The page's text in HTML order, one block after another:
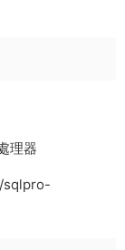
理器
sqlpro-